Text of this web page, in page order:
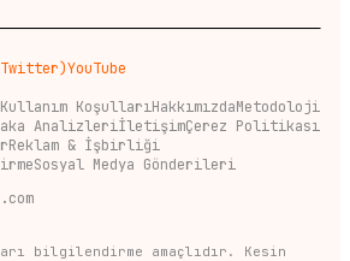
YouTube
Kullanım KoşullarıHakkımızdaMetodoloji
AnalizleriİletişimÇerez Politikası
Reklam & İşbirliği
Sosyal Medya Gönderileri
bilgilendirme amaçlıdır. Kesin